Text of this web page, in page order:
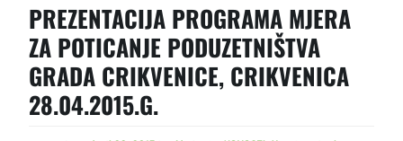
PREZENTACIJA PROGRAMA MJERA
ZA POTICANJE PODUZETNIŠTVA
GRADA CRIKVENICE, CRIKVENICA
28.04.2015.G.